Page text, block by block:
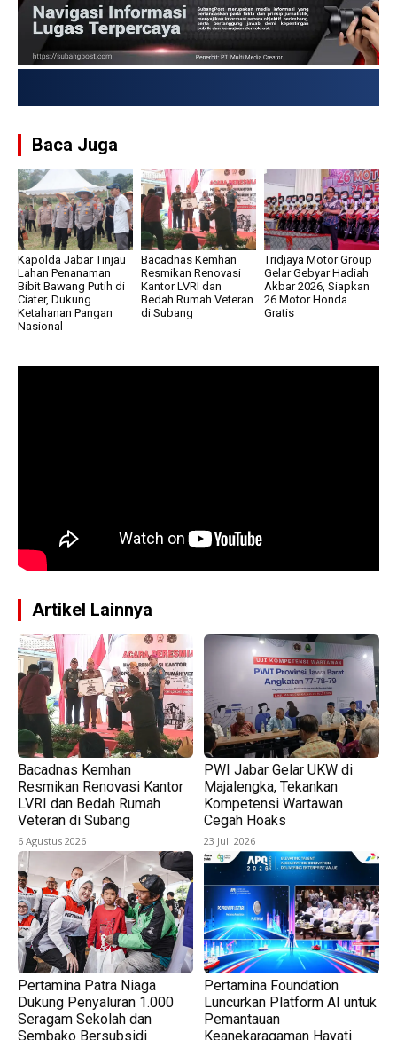
Baca Juga
Kapolda Jabar Tinjau
Lahan Penanaman
Bibit Bawang Putih di
Ciater, Dukung
Ketahanan Pangan
Nasional
Bacadnas Kemhan
Resmikan Renovasi
Kantor LVRI dan
Bedah Rumah Veteran
di Subang
Tridjaya Motor Group
Gelar Gebyar Hadiah
Akbar 2026, Siapkan
26 Motor Honda
Gratis
Artikel Lainnya
Bacadnas Kemhan
Resmikan Renovasi Kantor
LVRI dan Bedah Rumah
Veteran di Subang
6 Agustus 2026
PWI Jabar Gelar UKW di
Majalengka, Tekankan
Kompetensi Wartawan
Cegah Hoaks
23 Juli 2026
Pertamina Patra Niaga
Dukung Penyaluran 1.000
Seragam Sekolah dan
Sembako Bersubsidi
Pertamina Foundation
Luncurkan Platform AI untuk
Pemantauan
Keanekaragaman Hayati